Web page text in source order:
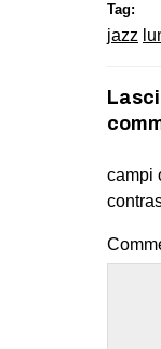
Tag:
jazz
campi